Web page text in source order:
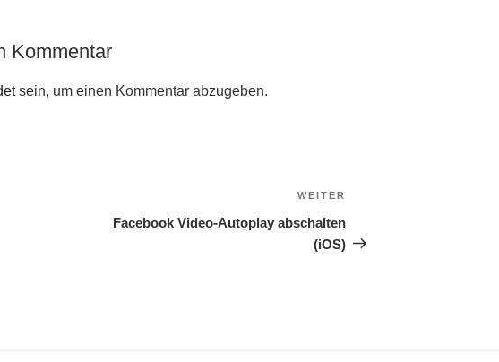
Kommentar
sein, um einen Kommentar abzugeben.
Beitrag
WEITER
Facebook Video-Autoplay abschalten
(iOS)